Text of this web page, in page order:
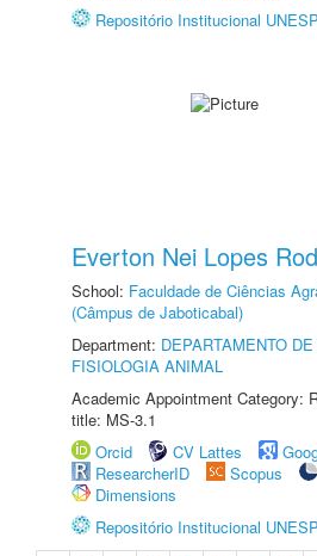
Repositório Institucional UNESP
Everton Nei Lopes
School: Faculdade de Ciências
(Câmpus de Jaboticabal)
Department: DEPARTAMENTO
FISIOLOGIA ANIMAL
Academic Appointment Category:
title: MS-3.1
Orcid
CV Lattes
ResearcherID
Scopus
Dimensions
Repositório Institucional UNESP